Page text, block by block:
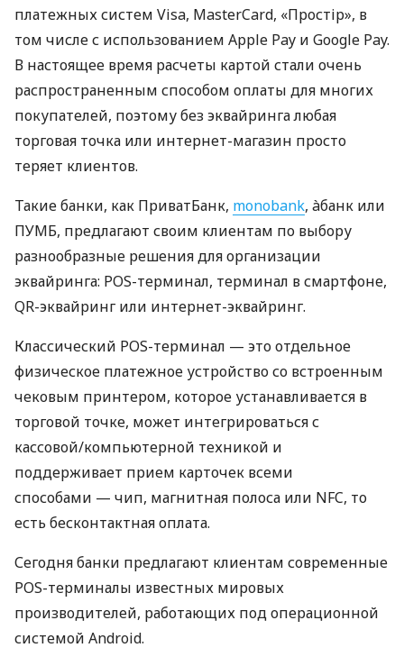
платежных систем Visa, MasterCard, «Простір», в
том числе с использованием Apple Pay и Google Pay.
В настоящее время расчеты картой стали очень
распространенным способом оплаты для многих
покупателей, поэтому без эквайринга любая
торговая точка или интернет-магазин просто
теряет клиентов.
Такие банки, как ПриватБанк, monobank, àбанк или
ПУМБ, предлагают своим клиентам по выбору
разнообразные решения для организации
эквайринга: POS-терминал, терминал в смартфоне,
QR-эквайринг или интернет-эквайринг.
Классический POS-терминал — это отдельное
физическое платежное устройство со встроенным
чековым принтером, которое устанавливается в
торговой точке, может интегрироваться с
кассовой/компьютерной техникой и
поддерживает прием карточек всеми
способами — чип, магнитная полоса или NFC, то
есть бесконтактная оплата.
Сегодня банки предлагают клиентам современные
POS-терминалы известных мировых
производителей, работающих под операционной
системой Android.